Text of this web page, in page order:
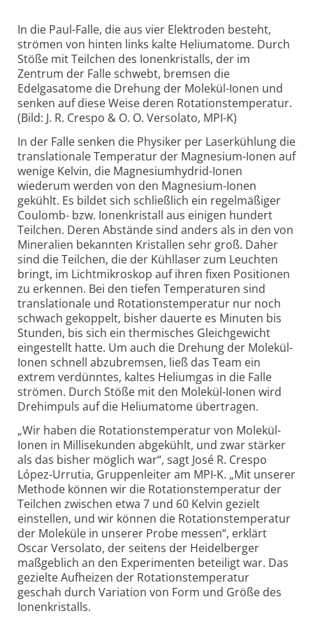
In die Paul-Falle, die aus vier Elektroden besteht,
strömen von hinten links kalte Heliumatome. Durch
Stöße mit Teilchen des Ionenkristalls, der im
Zentrum der Falle schwebt, bremsen die
Edelgasatome die Drehung der Molekül-Ionen und
senken auf diese Weise deren Rotationstemperatur.
(Bild: J. R. Crespo & O. O. Versolato, MPI-K)
In der Falle senken die Physiker per Laserkühlung die
translationale Temperatur der Magnesium-Ionen auf
wenige Kelvin, die Magnesiumhydrid-Ionen
wiederum werden von den Magnesium-Ionen
gekühlt. Es bildet sich schließlich ein regelmäßiger
Coulomb- bzw. Ionenkristall aus einigen hundert
Teilchen. Deren Abstände sind anders als in den von
Mineralien bekannten Kristallen sehr groß. Daher
sind die Teilchen, die der Kühllaser zum Leuchten
bringt, im Lichtmikroskop auf ihren fixen Positionen
zu erkennen. Bei den tiefen Temperaturen sind
translationale und Rotationstemperatur nur noch
schwach gekoppelt, bisher dauerte es Minuten bis
Stunden, bis sich ein thermisches Gleichgewicht
eingestellt hatte. Um auch die Drehung der Molekül-
Ionen schnell abzubremsen, ließ das Team ein
extrem verdünntes, kaltes Heliumgas in die Falle
strömen. Durch Stöße mit den Molekül-Ionen wird
Drehimpuls auf die Heliumatome übertragen.
„Wir haben die Rotationstemperatur von Molekül-
Ionen in Millisekunden abgekühlt, und zwar stärker
als das bisher möglich war“, sagt José R. Crespo
López-Urrutia, Gruppenleiter am MPI-K. „Mit unserer
Methode können wir die Rotationstemperatur der
Teilchen zwischen etwa 7 und 60 Kelvin gezielt
einstellen, und wir können die Rotationstemperatur
der Moleküle in unserer Probe messen“, erklärt
Oscar Versolato, der seitens der Heidelberger
maßgeblich an den Experimenten beteiligt war. Das
gezielte Aufheizen der Rotationstemperatur
geschah durch Variation von Form und Größe des
Ionenkristalls.